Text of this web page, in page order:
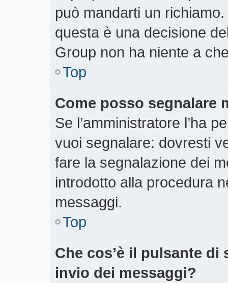
può mandarti un
questa è una decisione
Group non ha niente a
Top
Come posso segnalare
Se l’amministratore l’ha
vuoi segnalare: dovresti
fare la segnalazione dei
introdotto alla procedura
messaggi.
Top
Che cos’è il pulsante
invio dei messaggi?